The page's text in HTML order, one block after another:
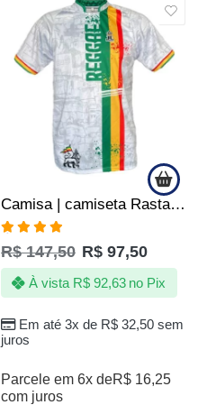
Camisa | camiseta RastaSimpsons Reggae Love & Peace -Favela
Avaliação
4.75de 5
R$147,50 R$ 97,50
Em até 3x de R$32,50sem
juros
À vista R$92,63 no Pix
Parcele em 6x deR$ 16,25
com juros